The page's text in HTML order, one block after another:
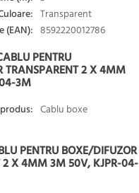
Transparent
(EAN): 8592220012786
PENTRU
TRANSPARENT 2 X 4MM
3M
Cablu boxe
PENTRU BOXE/DIFUZOR
2 X 4MM 3M 50V, KJPR-04-